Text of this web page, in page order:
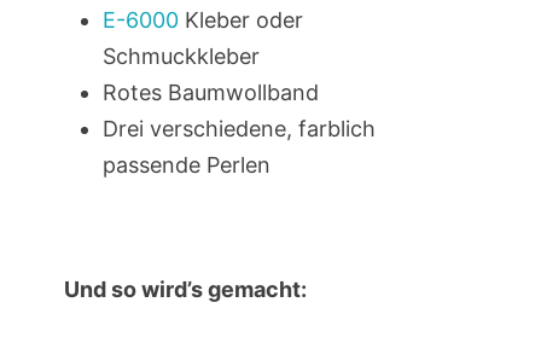
E-6000Kleber oder
Schmuckkleber
Rotes Baumwollband
Drei verschiedene, farblich
passende Perlen
Und so wird’s gemacht: